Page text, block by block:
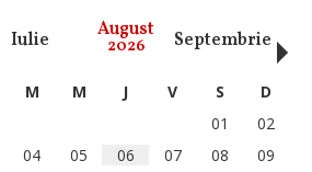
Iulie August
2026 Septembrie
M M J V S
D
01
02
04 05 06 07 08
09